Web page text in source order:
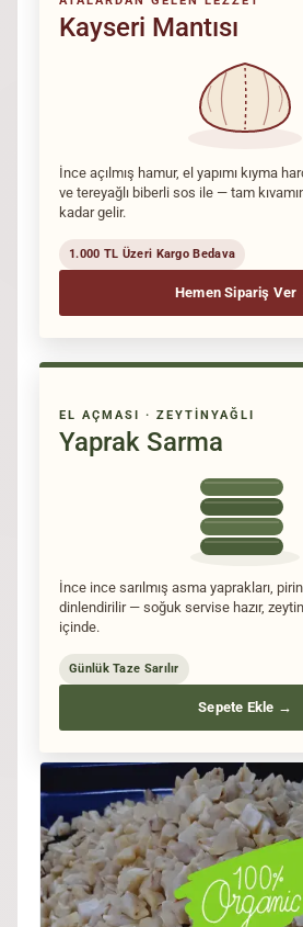
Kayseri Mantısı
İnce açılmış hamur, el yapımı kıyma
ve tereyağlı biberli sos ile — tam
kadar gelir.
1.000 TL Üzeri Kargo Bedava
Hemen Sipariş Ver
EL AÇMASI · ZEYTINYAĞLI
Yaprak Sarma
İnce ince sarılmış asma yaprakları,
dinlendirilir — soğuk servise hazır,
içinde.
Günlük Taze Sarılır
Sepete Ekle →